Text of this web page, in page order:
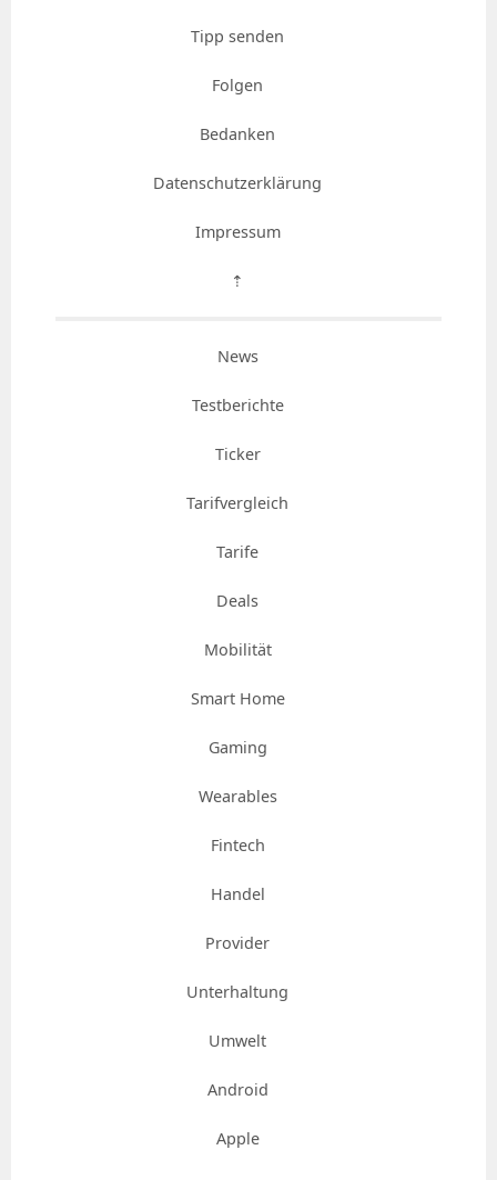
Tipp senden
Folgen
Bedanken
Datenschutzerklärung
Impressum
⇡
News
Testberichte
Ticker
Tarifvergleich
Tarife
Deals
Mobilität
Smart Home
Gaming
Wearables
Fintech
Handel
Provider
Unterhaltung
Umwelt
Android
Apple